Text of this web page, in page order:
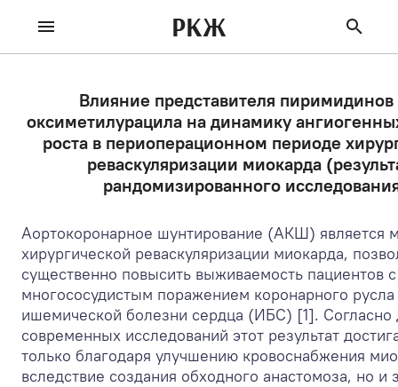
РКЖ
Влияние представителя
оксиметилурацила на динамику
роста в периоперационном периоде
реваскуляризации миокарда
рандомизированного
Аортокоронарное шунтирование (АКШ) является
хирургической реваскуляризации миокарда,
существенно повысить выживаемость пациентов с
многососудистым поражением коронарного
ишемической болезни сердца (ИБС) [1].
современных исследований этот результат
только благодаря улучшению кровоснабжения
вследствие создания обходного анастомоза, но и